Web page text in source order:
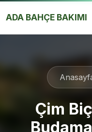
ADA BAHÇE BAKIMI
Çim